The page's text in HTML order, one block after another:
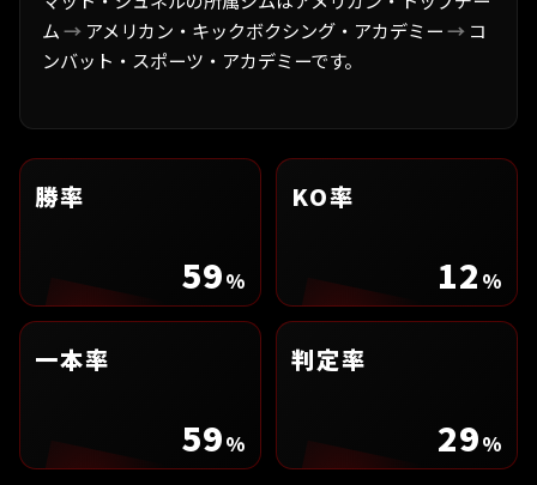
ム→ アメリカン・キックボクシング・アカデミー→ コ
ンバット・スポーツ・アカデミーです。
勝率
59%
KO率
12 %
一本率
59%
判定率
29%